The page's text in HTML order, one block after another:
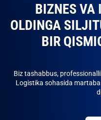
BIZNES VA
OLDINGA
BIR
Biz tashabbus,
Logistika sohasida